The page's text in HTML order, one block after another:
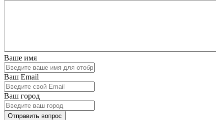
Ваше имя
Ваш Email
Ваш город
Отправить вопрос